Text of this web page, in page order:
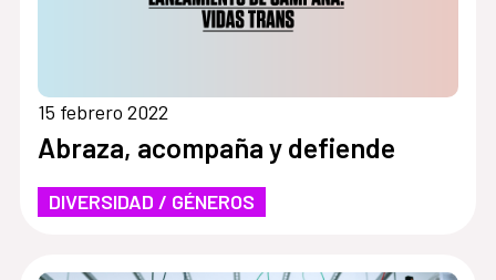
15 febrero 2022
Abraza, acompaña y defiende
DIVERSIDAD / GÉNEROS